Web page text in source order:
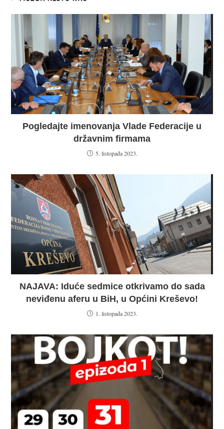
Pogledajte imenovanja Vlade Federacije u
državnim firmama
5. listopada 2023.
NAJAVA: Iduće sedmice otkrivamo do sada
neviđenu aferu u BiH, u Općini Kreševo!
1. listopada 2023.